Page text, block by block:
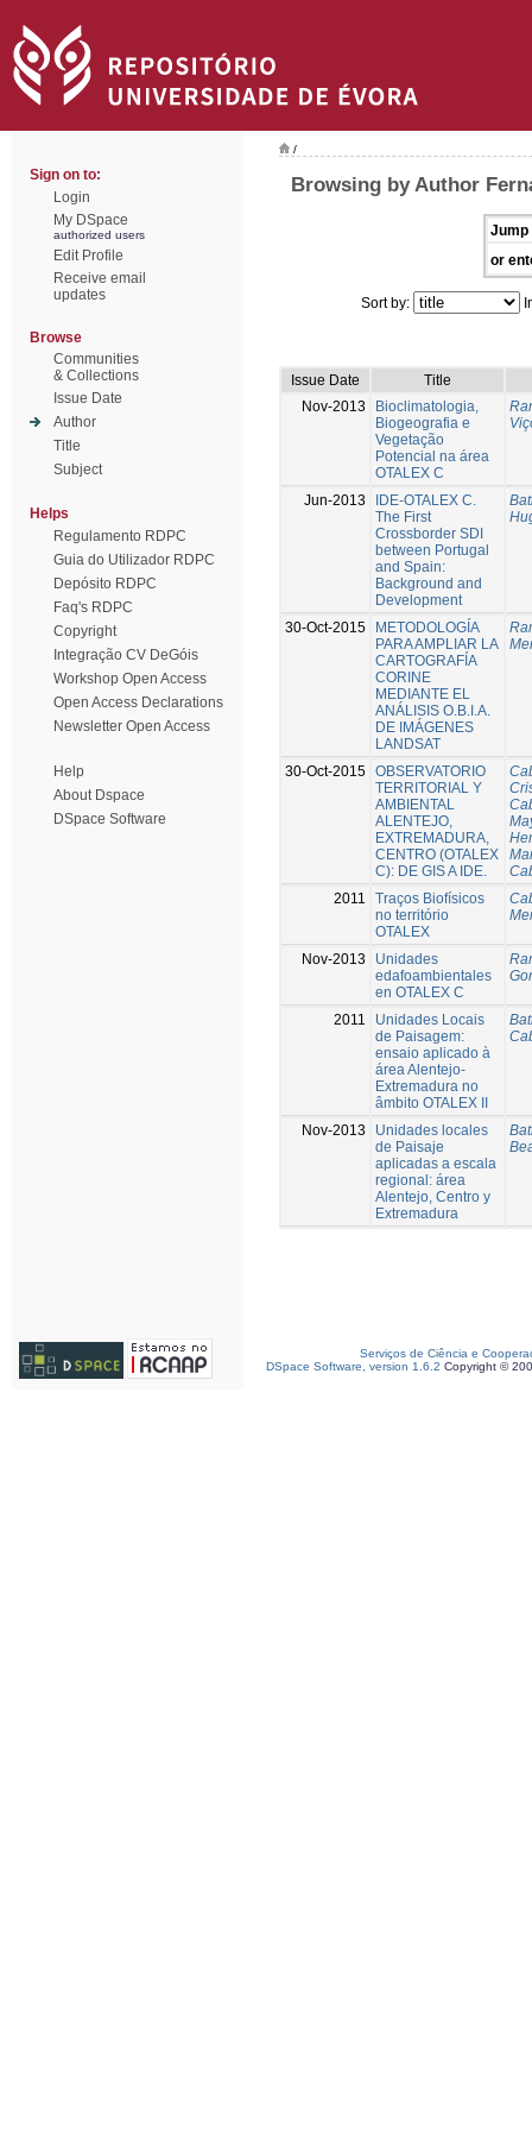
Sign on to:
Login
My DSpace
authorized users
Edit Profile
Receive email
updates
Browse
Communities
& Collections
Issue Date
Author
Title
Subject
Helps
Regulamento RDPC
Guia do Utilizador RDPC
Depósito RDPC
Faq's RDPC
Copyright
Integração CV DeGóis
Workshop Open Access
Open Access Declarations
Newsletter Open Access
Help
About Dspace
DSpace Software
/
Browsing by Author
Jump
or
Sort by:
Issue Date
Title
Nov-2013
Bioclimatologia,
Biogeografia e
Vegetação
Potencial na área
OTALEX C
Jun-2013
IDE-OTALEX C.
The First
Crossborder SDI
between Portugal
and Spain:
Background and
Development
30-Oct-2015
METODOLOGÍA
PARA AMPLIAR LA
CARTOGRAFÍA
CORINE
MEDIANTE EL
ANÁLISIS O.B.I.A.
DE IMÁGENES
LANDSAT
30-Oct-2015 OBSERVATORIO
TERRITORIAL Y
AMBIENTAL
ALENTEJO,
EXTREMADURA,
CENTRO (OTALEX
C): DE GIS A IDE.
2011
Traços Biofísicos
no território
OTALEX
Nov-2013
Unidades
edafoambientales
en OTALEX C
2011
Unidades Locais
de Paisagem:
ensaio aplicado à
área Alentejo-
Extremadura no
âmbito OTALEX II
Nov-2013
Unidades locales
de Paisaje
aplicadas a escala
regional: área
Alentejo, Centro y
Extremadura
Serviços de Ciência e
DSpace Software, version 1.6.2 Copyright ©